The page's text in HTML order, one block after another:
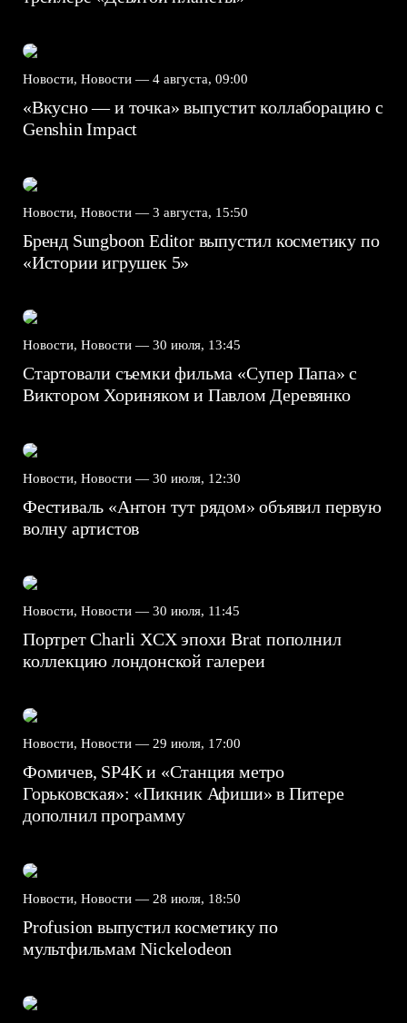
Новости, Новости — 4 августа, 09:00
«Вкусно — и точка» выпустит коллаборацию с
Genshin Impact⁠⁠
Новости, Новости — 3 августа, 15:50
Бренд Sungboon Editor выпустил косметику по
«Истории игрушек 5»
Новости, Новости — 30 июля, 13:45
Стартовали съемки фильма «Супер Папа» с
Виктором Хориняком и Павлом Деревянко
Новости, Новости — 30 июля, 12:30
Фестиваль «Антон тут рядом» объявил первую
волну артистов
Новости, Новости — 30 июля, 11:45
Портрет Charli XCX эпохи Brat пополнил
коллекцию лондонской галереи
Новости, Новости — 29 июля, 17:00
Фомичев, SP4K и «Станция метро
Горьковская»: «Пикник Афиши» в Питере
дополнил программу
Новости, Новости — 28 июля, 18:50
Profusion выпустил косметику по
мультфильмам Nickelodeon